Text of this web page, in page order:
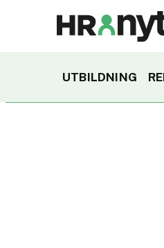
UTBILDNING